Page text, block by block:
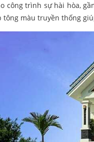
công trình sự hài hòa,
tông màu truyền thống